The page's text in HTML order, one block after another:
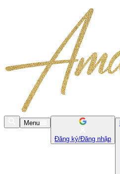
Menu
Đăng ký/Đăng nhập